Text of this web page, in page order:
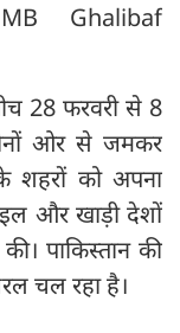
28 फरवरी से 8
ओर से जमकर
शहरों को अपना
और खाड़ी देशों
पाकिस्तान की
चल रहा है।